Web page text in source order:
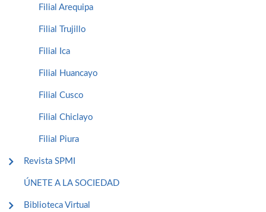
Filial Arequipa
Filial Trujillo
Filial Ica
Filial Huancayo
Filial Cusco
Filial Chiclayo
Filial Piura
Revista SPMI
ÚNETE A LA SOCIEDAD
Biblioteca Virtual